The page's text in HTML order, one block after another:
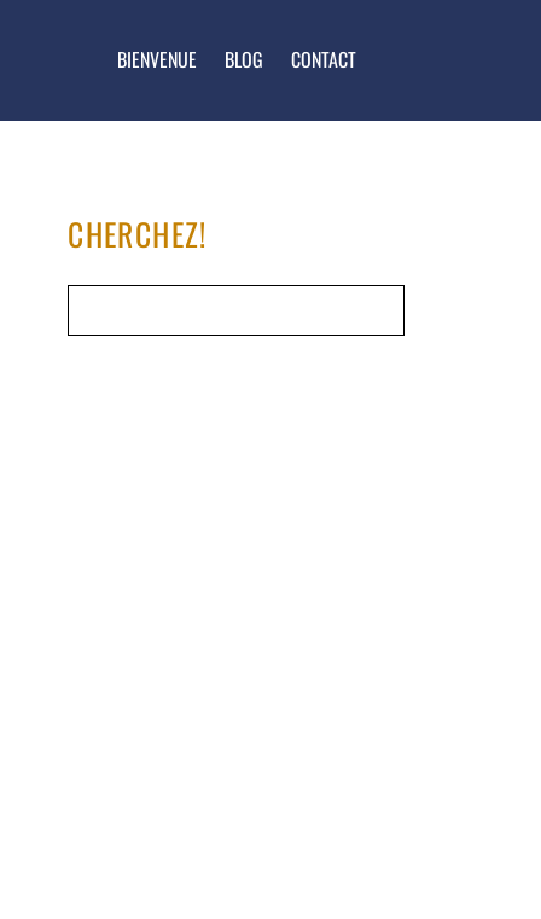
BIENVENUE BLOG CONTACT
CHERCHEZ!